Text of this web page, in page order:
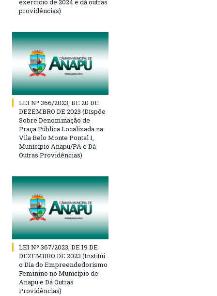
exercício de 2024 e dá outras
providências)
LEI Nº 366/2023, DE 20 DE
DEZEMBRO DE 2023 (Dispõe
Sobre Denominação de
Praça Pública Localizada na
Vila Belo Monte Pontal I,
Município Anapu/PA e Dá
Outras Providências)
LEI Nº 367/2023, DE 19 DE
DEZEMBRO DE 2023 (Institui
o Dia do Empreendedorismo
Feminino no Município de
Anapu e Dá Outras
Providências)